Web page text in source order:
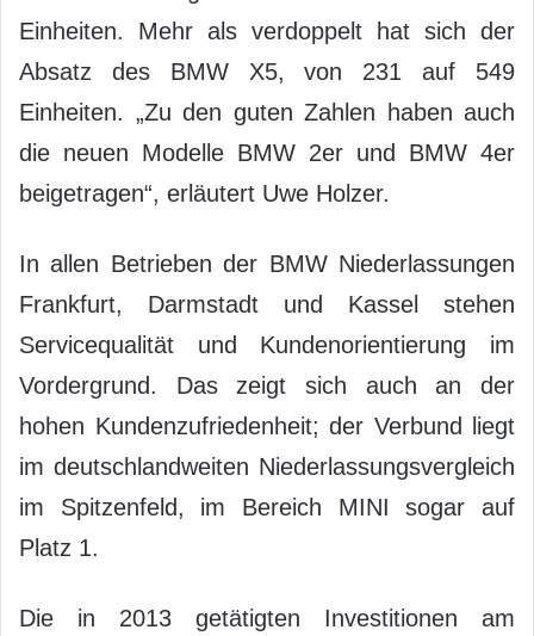
Einheiten. Mehr als verdoppelt hat sich der
Absatz des BMW X5, von 231 auf 549
Einheiten. „Zu den guten Zahlen haben auch
die neuen Modelle BMW 2er und BMW 4er
beigetragen“, erläutert Uwe Holzer.
In allen Betrieben der BMW Niederlassungen
Frankfurt, Darmstadt und Kassel stehen
Servicequalität und Kundenorientierung im
Vordergrund. Das zeigt sich auch an der
hohen Kundenzufriedenheit; der Verbund liegt
im deutschlandweiten Niederlassungsvergleich
im Spitzenfeld, im Bereich MINI sogar auf
Platz 1.
Die in 2013 getätigten Investitionen am